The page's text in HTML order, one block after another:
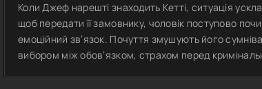
Коли Джеф нарешті знаходить Кетті, ситуація
щоб передати її замовнику, чоловік поступово
емоційний зв’язок. Почуття змушують його
вибором між обов’язком, страхом перед